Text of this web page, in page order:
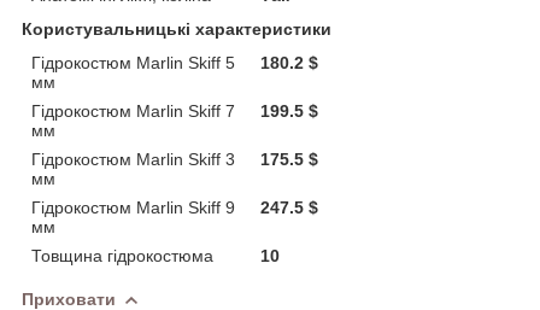
Користувальницькі характеристики
Гідрокостюм Marlin Skiff 5
мм
180.2 $
Гідрокостюм Marlin Skiff 7
мм
199.5 $
Гідрокостюм Marlin Skiff 3
мм
175.5 $
Гідрокостюм Marlin Skiff 9
мм
247.5 $
Товщина гідрокостюма 10
Приховати